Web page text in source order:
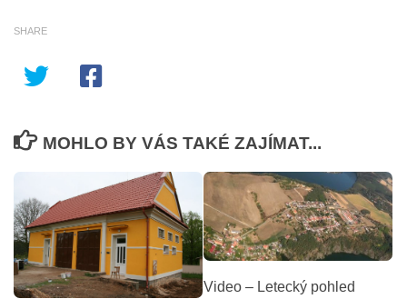
SHARE
MOHLO BY VÁS TAKÉ ZAJÍMAT...
Video – Letecký pohled